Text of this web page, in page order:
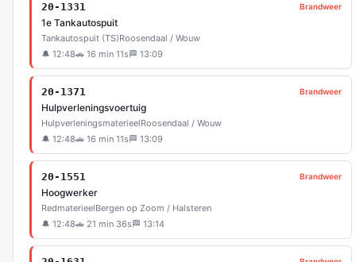
20-1331 Brandweer
1e Tankautospuit
Tankautospuit (TS)Roosendaal / Wouw
🔔 12:48🚗 16 min 11s 🏁 13:09
20-1371 Brandweer
Hulpverleningsvoertuig
HulpverleningsmaterieelRoosendaal / Wouw
🔔 12:48🚗 16 min 11s 🏁 13:09
20-1551 Brandweer
Hoogwerker
RedmaterieelBergen op Zoom / Halsteren
🔔 12:48🚗 21 min 36s 🏁 13:14